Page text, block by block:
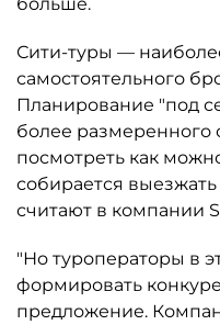
Сити-туры —
самостоятельного
Планирование "под
более размеренного
посмотреть как
собирается
считают в компании
"Но туроператоры в
формировать
предложение.